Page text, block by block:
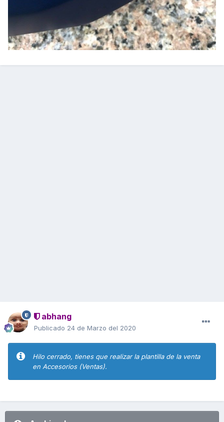
abhang
Publicado 24 de Marzo del 2020
Hilo cerrado, tienes que realizar la plantilla de la venta
en Accesorios (Ventas).